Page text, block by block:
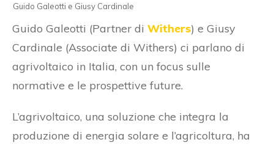
Guido Galeotti e Giusy Cardinale
Guido Galeotti (Partner di Withers) e Giusy
Cardinale (Associate di Withers) ci parlano di
agrivoltaico in Italia, con un focus sulle
normative e le prospettive future.
L’agrivoltaico, una soluzione che integra la
produzione di energia solare e l’agricoltura, ha